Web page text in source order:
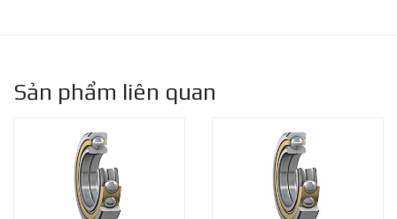
Sản phẩm liên quan